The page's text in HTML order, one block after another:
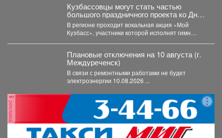
Кузбассовцы могут стать частью
большого праздничного проекта ко Дню
шахтера.
В регионе проходит вокальная акция «Мой
Кузбасс», участники которой исполнят гимн
Плановые отключения на 10 августа (г.
Междуреченск)
В связи с ремонтными работами не будет
электроэнергии 10.08.2026 ...
реклама